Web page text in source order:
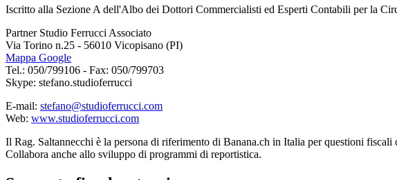
Iscritto alla Sezione A dell'Albo dei Dottori Commercialisti ed Esperti Contabili per la
Partner Studio Ferrucci Associato
Via Torino n.25 - 56010 Vicopisano (PI)
Mappa Google
Tel.: 050/799106 - Fax: 050/799703
Skype: stefano.studioferrucci
E-mail: stefano@studioferrucci.com
Web: www.studioferrucci.com
Il Rag. Saltannecchi è la persona di riferimento di Banana.ch in Italia per questioni fiscali
Collabora anche allo sviluppo di programmi di reportistica.